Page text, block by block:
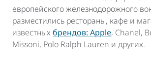
европейского железнодорожного
разместились рестораны, кафе и
известныхбрендов: Apple, Chanel,
Missoni, Polo Ralph Lauren и других.